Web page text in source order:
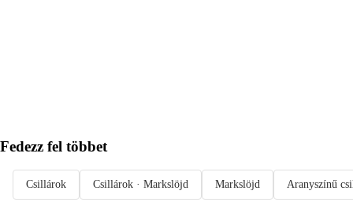
Fedezz fel többet
Csillárok Csillárok · Markslöjd Markslöjd Aranyszínű